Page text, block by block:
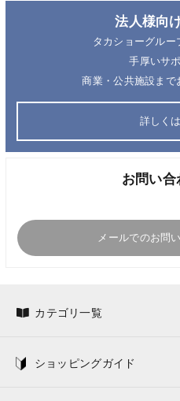
法人様向
タカショーグル
手厚いサ
商業・公共施設まで
詳しく
お問い合
メールでのお問
カテゴリ一覧
ショッピングガイド